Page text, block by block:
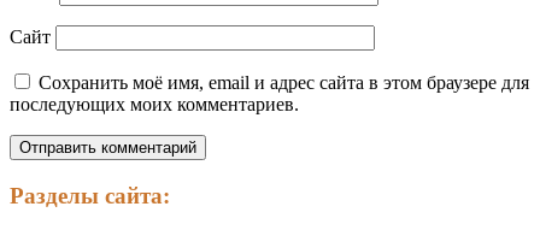
Сайт
Сохранить моё имя, email и адрес сайта в этом браузере для
последующих моих комментариев.
Разделы сайта: